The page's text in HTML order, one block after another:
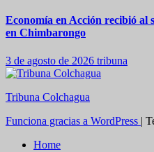
Economía en Acción recibió
en Chimbarongo
3 de agosto de 2026 tribuna
Tribuna Colchagua
Funciona gracias a WordPress |
Home